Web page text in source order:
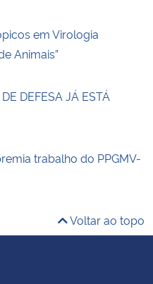
em Virologia
Animais”
DEFESA JÁ ESTÁ
trabalho do PPGMV-
Voltar ao topo